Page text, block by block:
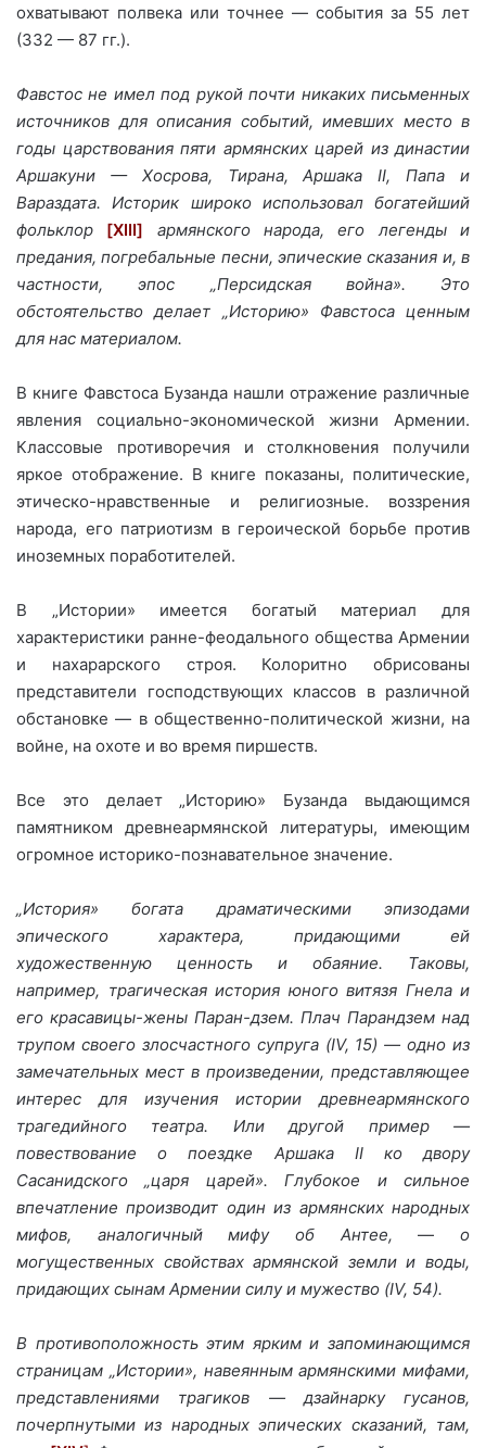
охватывают полвека или точнее — события за 55 лет
(332 — 87 гг.).
Фавстос не имел под рукой почти никаких письменных
источников для описания событий, имевших место в
годы царствования пяти армянских царей из династии
Аршакуни — Хосрова, Тирана, Аршака II, Папа и
Вараздата. Историк широко использовал богатейший
фольклор [XIII]
армянского народа, его легенды и
предания, погребальные песни, эпические сказания и, в
частности, эпос „Персидская война». Это
обстоятельство делает „Историю» Фавстоса ценным
для нас материалом.
В книге Фавстоса Бузанда нашли отражение различные
явления социально-экономической жизни Армении.
Классовые противоречия и столкновения получили
яркое отображение. В книге показаны, политические,
этическо-нравственные и религиозные. воззрения
народа, его патриотизм в героической борьбе против
иноземных поработителей.
В „Истории» имеется богатый материал для
характеристики ранне-феодального общества Армении
и нахарарского строя. Колоритно обрисованы
представители господствующих классов в различной
обстановке — в общественно-политической жизни, на
войне, на охоте и во время пиршеств.
Все это делает „Историю» Бузанда выдающимся
памятником древнеармянской литературы, имеющим
огромное историко-познавательное значение.
„История» богата драматическими эпизодами
эпического характера, придающими ей
художественную ценность и обаяние. Таковы,
например, трагическая история юного витязя Гнела и
его красавицы-жены Паран-дзем. Плач Парандзем над
трупом своего злосчастного супруга (IV, 15) — одно из
замечательных мест в произведении, представляющее
интерес для изучения истории древнеармянского
трагедийного театра. Или другой пример —
повествование о поездке Аршака II ко двору
Сасанидского „царя царей». Глубокое и сильное
впечатление производит один из армянских народных
мифов, аналогичный мифу об Антее, —о
могущественных свойствах армянской земли и воды,
придающих сынам Армении силу и мужество (IV, 54).
В противоположность этим ярким и запоминающимся
страницам „Истории», навеянным армянскими мифами,
представлениями трагиков — дзайнарку гусанов,
почерпнутыми из народных эпических сказаний, там,